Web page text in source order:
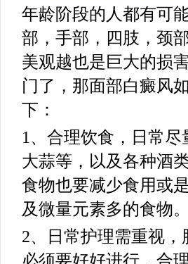
年龄阶段的人都有可
部，手部，四肢，颈
美观越也是巨大的损
门了，那面部白癜风
下：
1、合理饮食，日常
大蒜等，以及各种酒
食物也要减少食用或
及微量元素多的食物。
2、日常护理需重视
必须要好好进行，合